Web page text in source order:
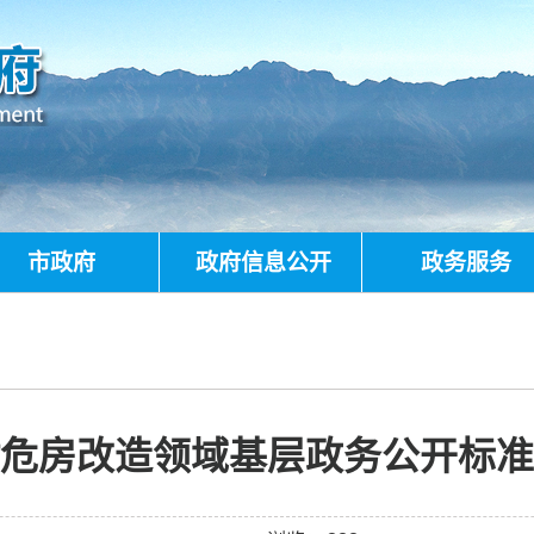
市政府 政府信息公开 政务服务
房改造领域基层政务公开标